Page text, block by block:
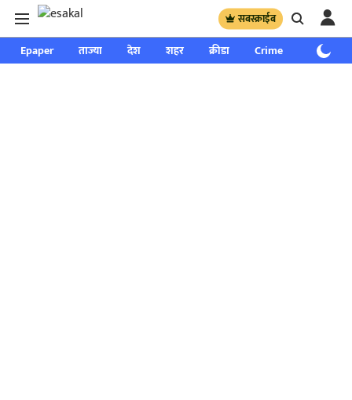
सबस्क्राईब
Epaper ताज्या देश शहर क्रीडा Crime साप्ताहिक